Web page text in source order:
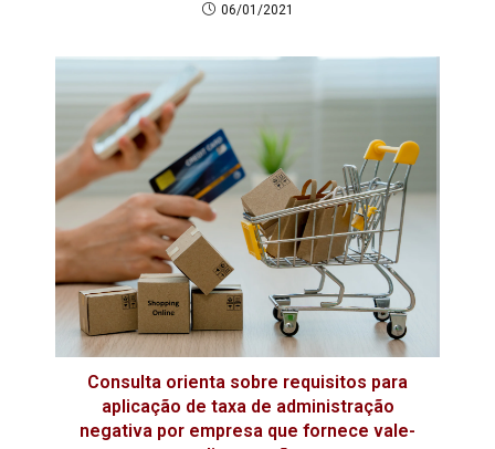
06/01/2021
Consulta orienta sobre requisitos para
aplicação de taxa de administração
negativa por empresa que fornece vale-